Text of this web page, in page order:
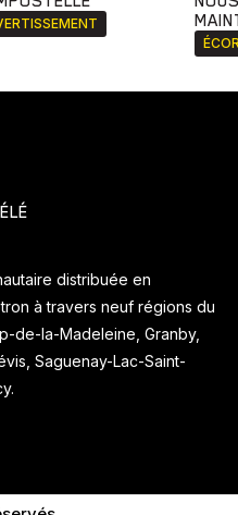
distribuée en
à travers neuf régions du
de-la-Madeleine, Granby,
Saguenay-Lac-Saint-